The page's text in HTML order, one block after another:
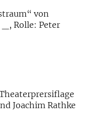
von
_, Rolle: Peter
Joachim Rathke